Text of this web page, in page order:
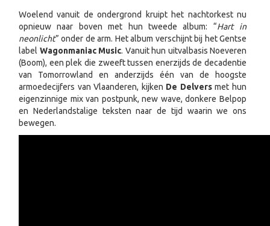
Woelend vanuit de ondergrond kruipt het nachtorkest nu
opnieuw naar boven met hun tweede album: “Hart in
neonlicht” onder de arm. Het album verschijnt bij het Gentse
label Wagonmaniac Music. Vanuit hun uitvalbasis Noeveren
(Boom), een plek die zweeft tussen enerzijds de decadentie
van Tomorrowland en anderzijds één van de hoogste
armoedecijfers van Vlaanderen, kijken De Delversmet hun
eigenzinnige mix van postpunk, new wave, donkere Belpop
en Nederlandstalige teksten naar de tijd waarin we ons
bewegen.